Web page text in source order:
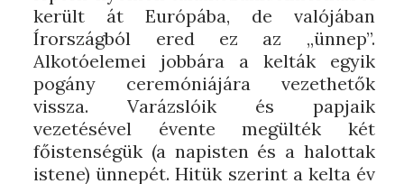
került át Európába, de valójában
Írországból ered ez az „ünnep”.
Alkotóelemei jobbára a kelták egyik
pogány ceremóniájára vezethetők
vissza. Varázslóik és papjaik
vezetésével évente megülték két
főistenségük (a napisten és a halottak
istene) ünnepét. Hitük szerint a kelta év